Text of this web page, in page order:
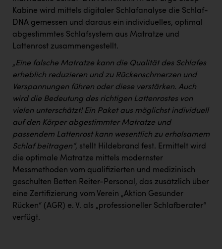
Kabine wird mittels digitaler Schlafanalyse die Schlaf-
DNA gemessen und daraus ein individuelles, optimal
abgestimmtes Schlafsystem aus Matratze und
Lattenrost zusammengestellt.
„Eine falsche Matratze kann die Qualität des Schlafes
erheblich reduzieren und zu Rückenschmerzen und
Verspannungen führen oder diese verstärken. Auch
wird die Bedeutung des richtigen Lattenrostes von
vielen unterschätzt! Ein Paket aus möglichst individuell
auf den Körper abgestimmter Matratze und
passendem Lattenrost kann wesentlich zu erholsamem
Schlaf beitragen“, stellt Hildebrand fest. Ermittelt wird
die optimale Matratze mittels modernster
Messmethoden vom qualifizierten und medizinisch
geschulten Betten Reiter-Personal, das zusätzlich über
eine Zertifizierung vom Verein „Aktion Gesunder
Rücken“ (AGR) e. V. als „professioneller Schlafberater“
verfügt.